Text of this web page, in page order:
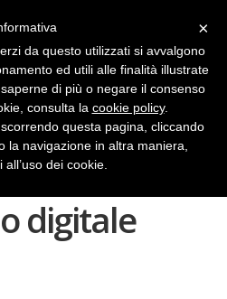
sul
digitale
×
da questo utilizzati si avvalgono
ed utili alle finalità illustrate
di più o negare il consenso
consulta la cookie policy.
questa pagina, cliccando
la navigazione in altra maniera,
dei cookie.